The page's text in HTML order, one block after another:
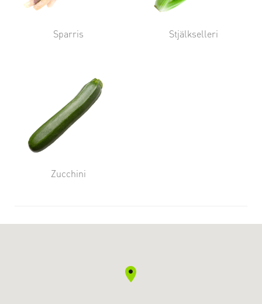
Sparris Stjälkselleri
Zucchini